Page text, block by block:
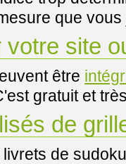
que vous
site
être
gratuit et
de
livrets de